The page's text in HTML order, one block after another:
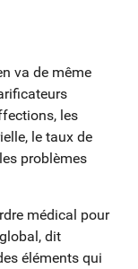
va de même
les
le taux de
problèmes
médical pour
dit
éléments qui